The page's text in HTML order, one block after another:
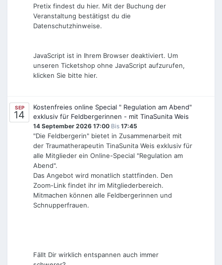
Pretix findest du hier. Mit der Buchung der
Veranstaltung bestätigst du die
Datenschutzhinweise.
JavaScript ist in Ihrem Browser deaktiviert. Um
unseren Ticketshop ohne JavaScript aufzurufen,
klicken Sie bitte hier.
SEP
14
Kostenfreies online Special " Regulation am Abend"
exklusiv für Feldbergerinnen - mit TinaSunita Weis
14 September 2026 17:00 Bis 17:45
"Die Feldbergerin" bietet in Zusammenarbeit mit
der Traumatherapeutin TinaSunita Weis exklusiv für
alle Mitglieder ein Online-Special "Regulation am
Abend".
Das Angebot wird monatlich stattfinden. Den
Zoom-Link findet ihr im Mitgliederbereich.
Mitmachen können alle Feldbergerinnen und
Schnupperfrauen.
Fällt Dir wirklich entspannen auch immer